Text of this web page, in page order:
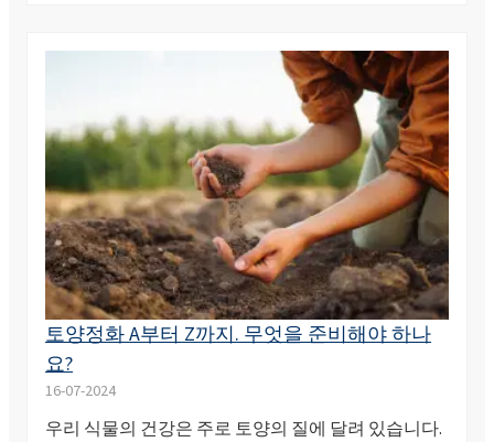
토양정화 A부터 Z까지. 무엇을 준비해야 하나
요?
16-07-2024
우리 식물의 건강은 주로 토양의 질에 달려 있습니다.